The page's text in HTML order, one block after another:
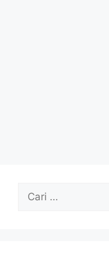
Cari